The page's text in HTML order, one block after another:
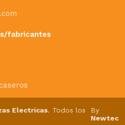
fabricantes
Electricas. Todos los
By
Newtec